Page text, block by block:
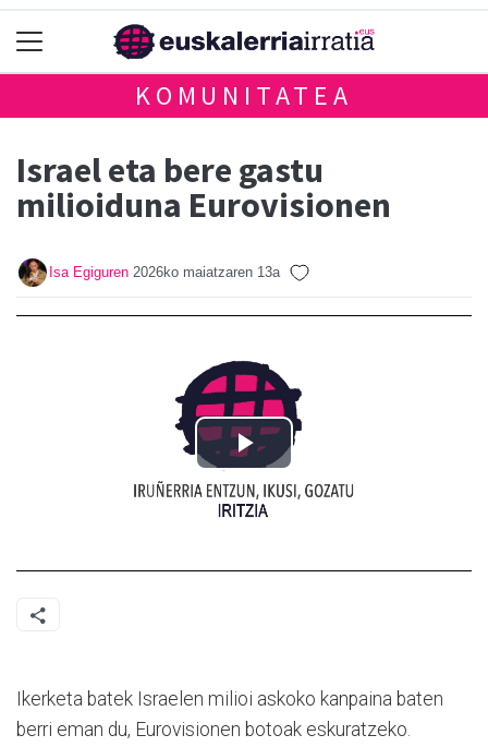
KOMUNITATEA
Israel eta bere gastu
milioiduna Eurovisionen
Isa Egiguren 2026ko maiatzaren 13a
Ikerketa batek Israelen milioi askoko kanpaina baten
berri eman du, Eurovisionen botoak eskuratzeko.